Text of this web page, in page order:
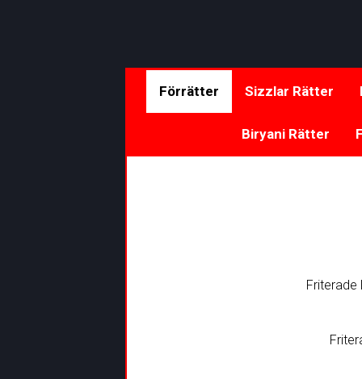
Förrätter Sizzlar Rätter
Biryani Rätter
Friterade